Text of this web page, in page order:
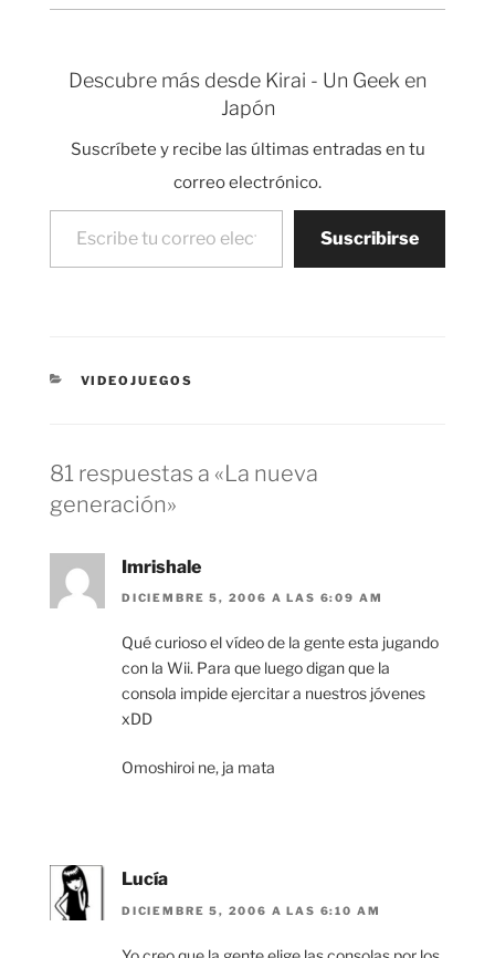
bastantes añadidos
una red de contactos,
Descubre más desde Kirai - Un Geek en
Japón
Suscríbete y recibe las últimas entradas en tu
correo electrónico.
Escribe tu correo electrónico…
Suscribirse
CATEGORÍAS
VIDEOJUEGOS
81 respuestas a «La nueva
generación»
Imrishale
DICIEMBRE 5, 2006 A LAS 6:09 AM
Qué curioso el vídeo de la gente esta jugando
con la Wii. Para que luego digan que la
consola impide ejercitar a nuestros jóvenes
xDD
Omoshiroi ne, ja mata
Lucía
DICIEMBRE 5, 2006 A LAS 6:10 AM